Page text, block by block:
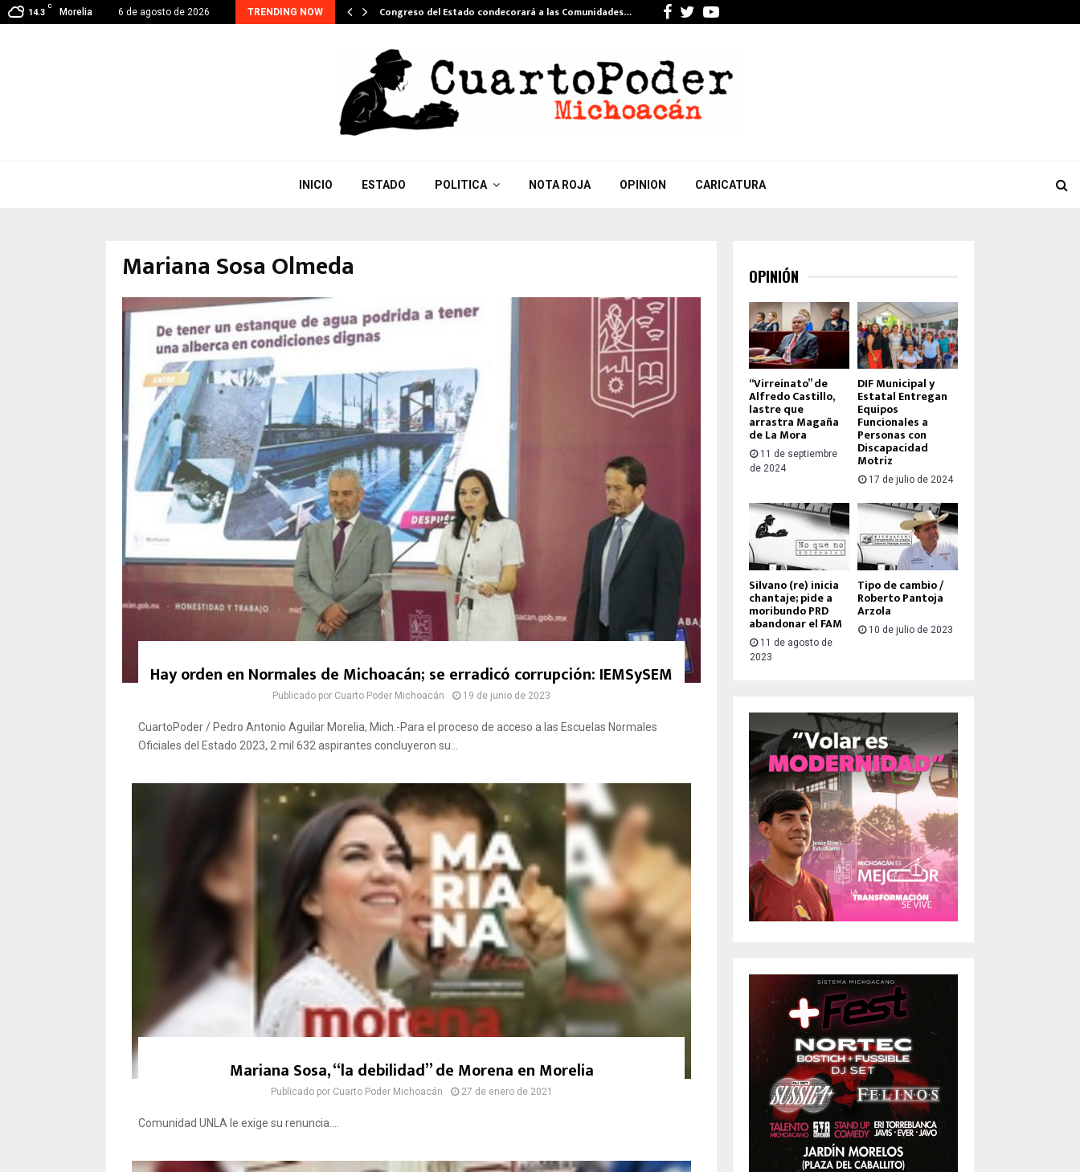
14.3
C
Morelia 6 de agosto de 2026 TRENDING NOW
suma 48 detenidos por extorsión; el… Congreso del Estado condecorará a las Comunidades… Facebook
TwitterYoutube
INICIO ESTADO POLITICA NOTA ROJA OPINION CARICATURA
Mariana Sosa Olmeda
Hay orden en Normales de Michoacán; se erradicó corrupción: IEMSySEM
Publicado por Cuarto Poder Michoacán 19 de junio de 2023
CuartoPoder / Pedro Antonio Aguilar Morelia, Mich.-Para el proceso de acceso a las Escuelas Normales
Oficiales del Estado 2023, 2 mil 632 aspirantes concluyeron su...
Mariana Sosa, “la debilidad” de Morena en Morelia
Publicado por Cuarto Poder Michoacán 27 de enero de 2021
Comunidad UNLA le exige su renuncia....
OPINIÓN
“Virreinato” de
Alfredo Castillo,
lastre que
arrastra Magaña
de La Mora
11 de septiembre
de 2024
DIF Municipal y
Estatal Entregan
Equipos
Funcionales a
Personas con
Discapacidad
Motriz
17 de julio de 2024
Silvano (re) inicia
chantaje; pide a
moribundo PRD
abandonar el FAM
11 de agosto de
2023
Tipo de cambio /
Roberto Pantoja
Arzola
10 de julio de 2023